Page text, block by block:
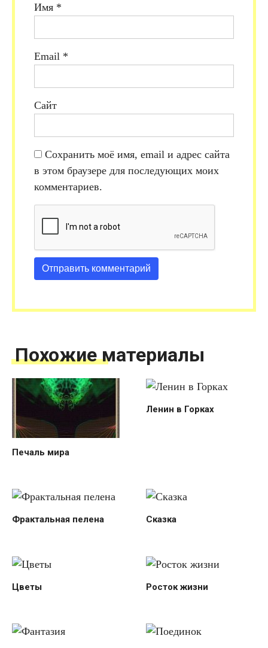
Имя *
Email *
Сайт
Сохранить моё имя, email и адрес сайта
в этом браузере для последующих моих
комментариев.
Похожие материалы
Печаль мира
Ленин в Горках
Фрактальная пелена Сказка
Цветы Росток жизни